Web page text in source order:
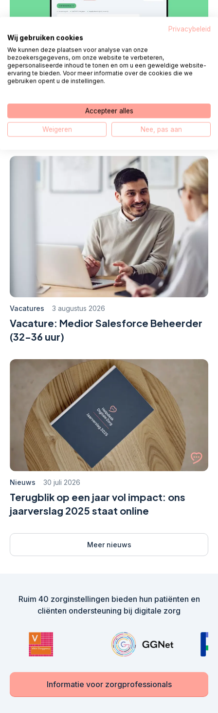
Vernieuwde PGO-keuzehulp helpt
mensen bij het vinden van een passende
persoonlijke gezondheidsomgeving
Vacatures 3 augustus 2026
Vacature: Medior Salesforce Beheerder
(32-36 uur)
Nieuws 30 juli 2026
Terugblik op een jaar vol impact: ons
jaarverslag 2025 staat online
Meer nieuws
Ruim 40 zorginstellingen bieden hun patiënten en
cliënten ondersteuning bij digitale zorg
Informatie voor zorgprofessionals
Privacybeleid
Wij gebruiken cookies
We kunnen deze plaatsen voor analyse van onze
bezoekersgegevens, om onze website te verbeteren,
gepersonaliseerde inhoud te tonen en om u een geweldige website-
ervaring te bieden. Voor meer informatie over de cookies die we
gebruiken opent u de instellingen.
Accepteer alles
Weigeren Nee, pas aan